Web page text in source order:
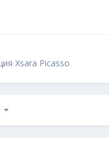
Xsara Picasso